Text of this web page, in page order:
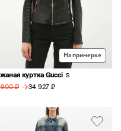
На примерке
куртка Gucci S
900 ₽ → 34 927 ₽